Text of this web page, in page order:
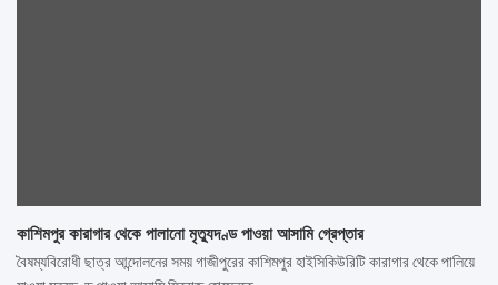
কাশিমপুর কারাগার থেকে পালানো মৃত্যুদণ্ড পাওয়া আসামি গ্রেপ্তার
বৈষম্যবিরোধী ছাত্র আন্দোলনের সময় গাজীপুরের কাশিমপুর হাইসিকিউরিটি কারাগার থেকে পালিয়ে